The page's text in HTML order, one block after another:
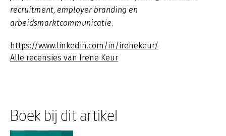
recruitment, employer branding en
arbeidsmarktcommunicatie.
https://www.linkedin.com/in/irenekeur/
Alle recensies van Irene Keur
Boek bij dit artikel